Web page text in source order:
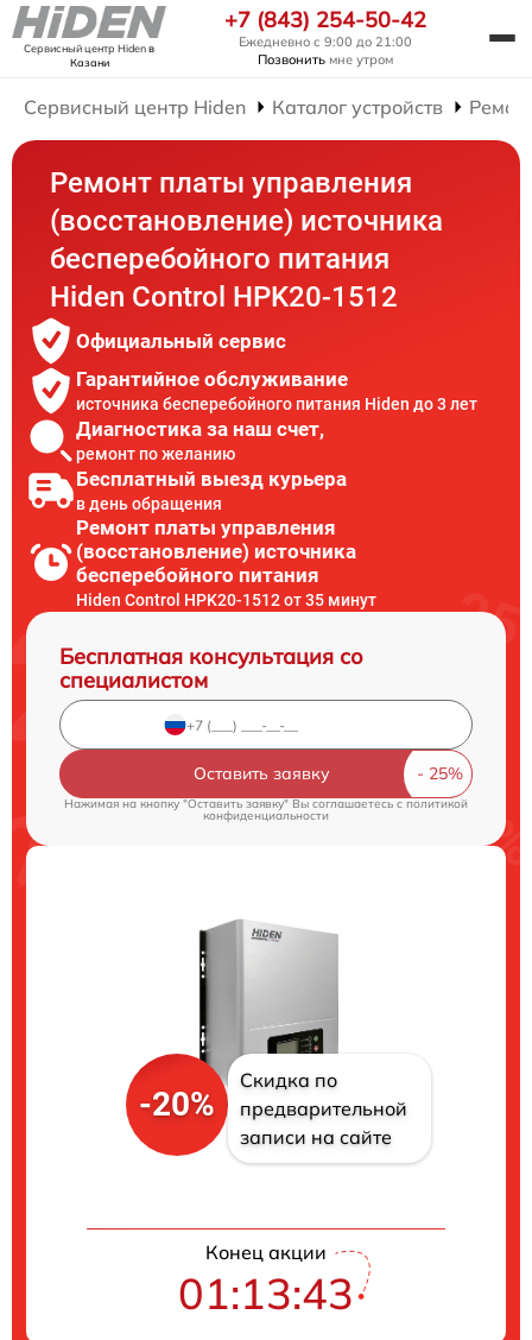
Сервисный центр Hidenв
Казани
+7 (843) 254-50-42
Ежедневно с 9:00 до 21:00
Позвонить мне утром
Сервисный центр Hiden Каталог устройств
Ремонт платы управления
(восстановление) источника
бесперебойного питания
Hiden Control HPK20-1512
Официальный сервис
Гарантийное обслуживание
источника бесперебойного питания Hiden до 3 лет
Диагностика за наш счет,
ремонт по желанию
Бесплатный выезд курьера
в день обращения
Ремонт платы управления
(восстановление) источника
бесперебойного питания
Hiden Control HPK20-1512 от 35 минут
Бесплатная консультация со
специалистом
Оставить заявку
Нажимая на кнопку "Оставить заявку" Вы соглашаетесь c политикой
конфиденциальности
-20%
Скидка по
предварительной
записи на сайте
Конец акции
01:13:42